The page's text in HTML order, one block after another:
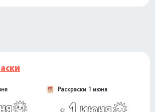
Раскраски 1 июня